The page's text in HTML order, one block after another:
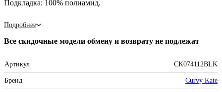
Подкладка: 100% полиамид.
Подробнее
Все скидочные модели обмену и возврату не подлежат
Артикул CK074112BLK
Бренд Curvy Kate